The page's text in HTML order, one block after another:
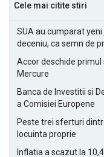
Cele mai citite stiri
SUA au cumparat
deceniu, ca semn de
Accor deschide primul
Mercure
Banca de Investitii si
a Comisiei Europene
Peste trei sferturi
locuinta proprie
Inflatia a scazut la